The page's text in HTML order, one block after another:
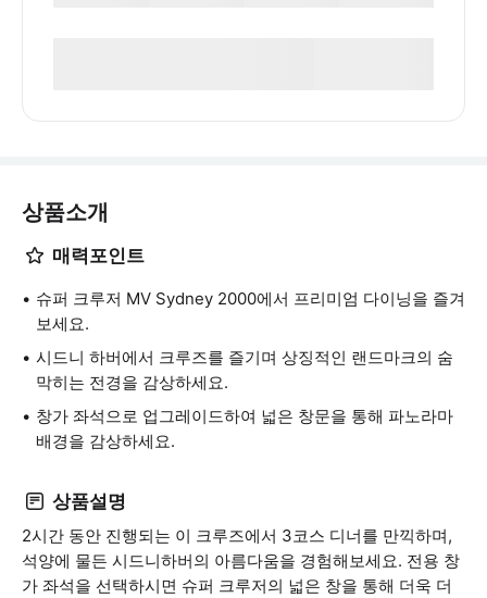
상품소개
매력포인트
슈퍼 크루저 MV Sydney 2000에서 프리미엄 다이닝을 즐겨
보세요.
시드니 하버에서 크루즈를 즐기며 상징적인 랜드마크의 숨
막히는 전경을 감상하세요.
창가 좌석으로 업그레이드하여 넓은 창문을 통해 파노라마
배경을 감상하세요.
상품설명
2시간 동안 진행되는 이 크루즈에서 3코스 디너를 만끽하며,
석양에 물든 시드니하버의 아름다움을 경험해보세요. 전용 창
가 좌석을 선택하시면 슈퍼 크루저의 넓은 창을 통해 더욱 더